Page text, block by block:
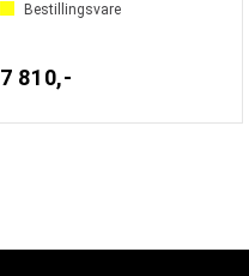
Bestillingsvare
7 810,-